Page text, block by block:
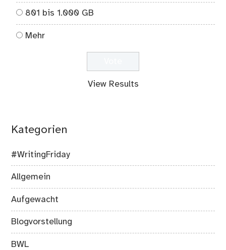
801 bis 1.000 GB
Mehr
View Results
Kategorien
#WritingFriday
Allgemein
Aufgewacht
Blogvorstellung
BWL